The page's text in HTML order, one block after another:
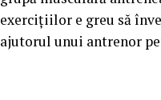
exercițiilor e greu să
ajutorul unui antrenor